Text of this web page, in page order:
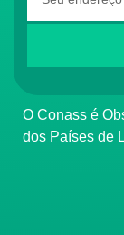
O Conass é Observador Consultivo da Comunidade
dos Países de